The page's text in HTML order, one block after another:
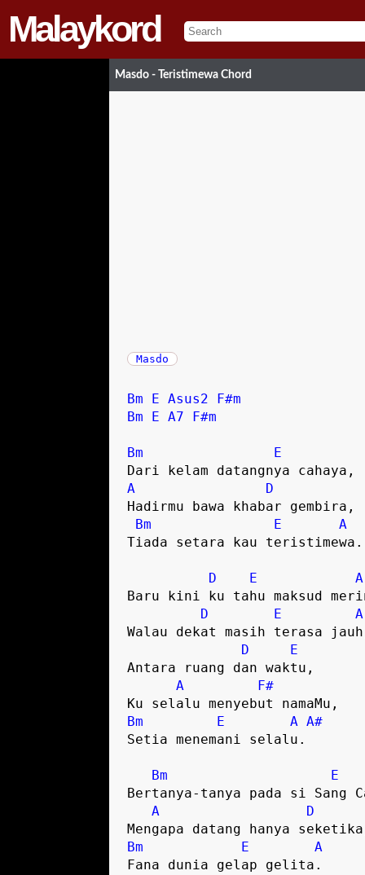
Malaykord
Masdo - Teristimewa Chord
Masdo
Bm E Asus2
F#m
Bm
E A7 F#m
Bm
E
A
D
Hadirmu bawa khabar gembira,
Bm
E
A
Tiada setara kau teristimewa.
D E
A
Baru kini ku tahu maksud
D
E
A
Walau dekat masih terasa
D
E
Antara ruang dan waktu,
A
F#
Bm
E A A#
Setia menemani selalu.
Bm
E
Bertanya-tanya pada si Sang
A
D
Bm
E
A
Fana dunia gelap gelita.